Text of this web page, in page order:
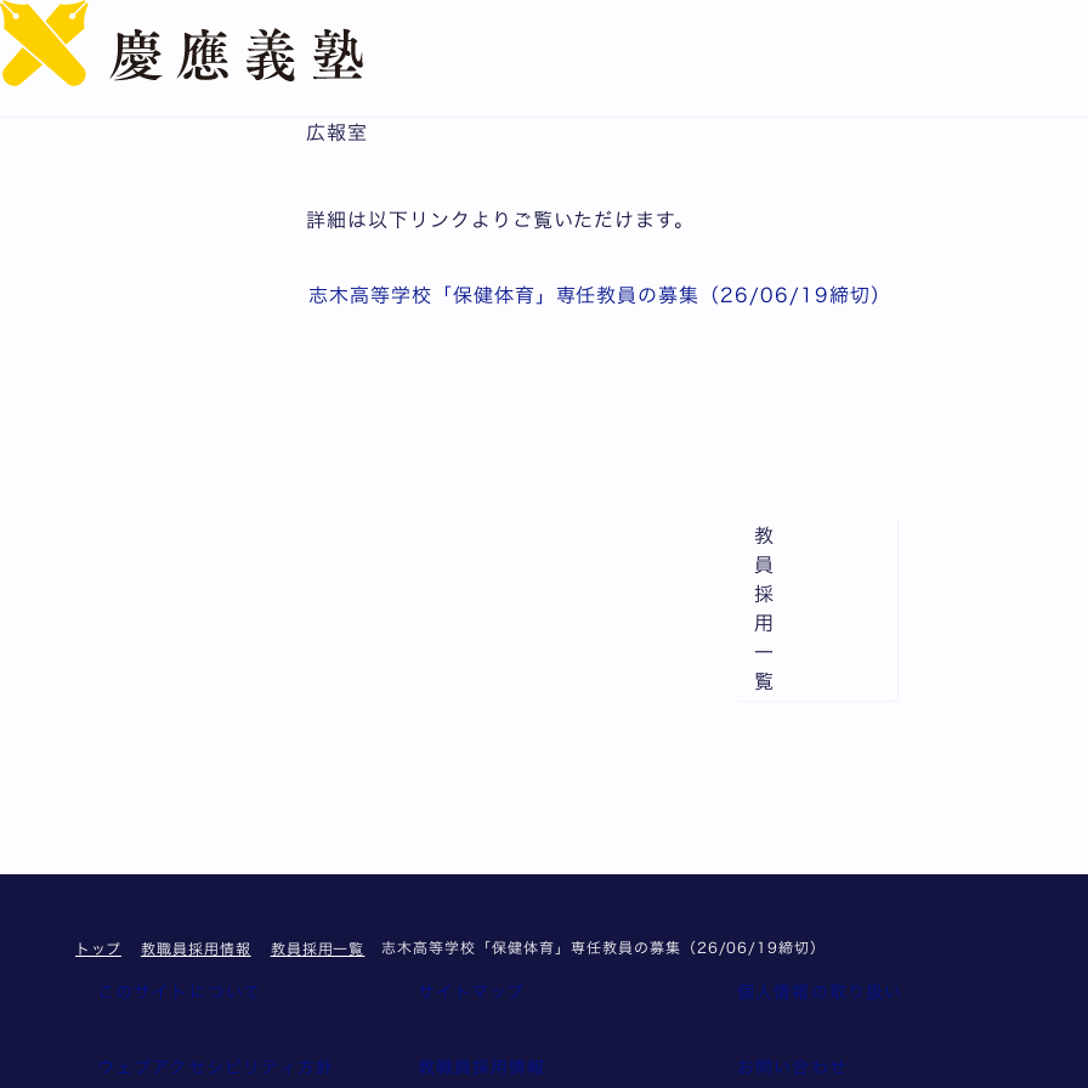
志木高等学校「保健体育」専任教員の募集（26/06/19締切）
広報室
詳細は以下リンクよりご覧いただけます。
志木高等学校「保健体育」専任教員の募集（26/06/19締切）
教
員
採
用
一
覧
トップ 教職員採用情報 教員採用一覧 志木高等学校「保健体育」専任教員の募集（26/06/19締切）
このサイトについて サイトマップ 個人情報の取り扱い
ウェブアクセシビリティ方針 教職員採用情報 お問い合わせ